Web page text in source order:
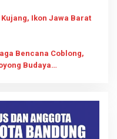
Ikon Jawa Barat
Bencana Coblong,
Budaya